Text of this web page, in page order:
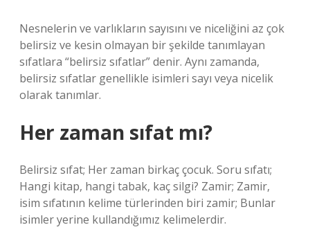
Nesnelerin ve varlıkların sayısını ve niceliğini az çok
belirsiz ve kesin olmayan bir şekilde tanımlayan
sıfatlara “belirsiz sıfatlar” denir. Aynı zamanda,
belirsiz sıfatlar genellikle isimleri sayı veya nicelik
olarak tanımlar.
Her zaman sıfat mı?
Belirsiz sıfat; Her zaman birkaç çocuk. Soru sıfatı;
Hangi kitap, hangi tabak, kaç silgi? Zamir; Zamir,
isim sıfatının kelime türlerinden biri zamir; Bunlar
isimler yerine kullandığımız kelimelerdir.